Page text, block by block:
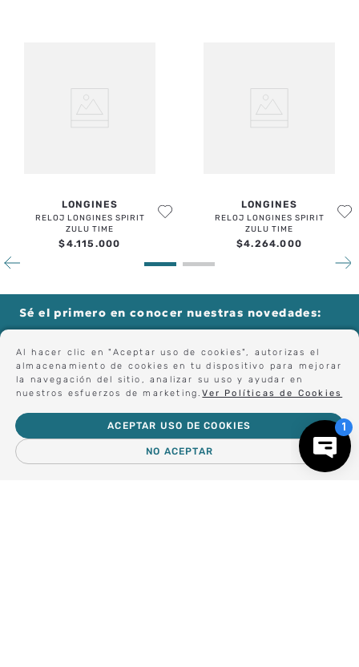
Al hacer clic en "Aceptar uso de cookies", autorizas el
almacenamiento de cookies en tu dispositivo para mejorar
la navegación del sitio, analizar su uso y ayudar en
nuestros esfuerzos de marketing.Ver Políticas de Cookies
NO ACEPTAR
ACEPTAR USO DE COOKIES
LONGINES
RELOJ LONGINES SPIRIT
ZULU TIME
$4.115 .000
LONGINES
RELOJ LONGINES SPIRIT
ZULU TIME
$4.264.000
Sé el primero en conocer nuestras novedades:
Forma parte de nuestros clientes exclusivos.